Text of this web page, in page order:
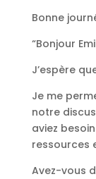
Bonne
“Bonjour
J’espère
Je me
notre
aviez
ressources
Avez-vous